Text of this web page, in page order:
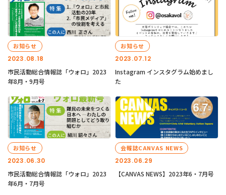
2023.08.18
お知らせ
市民活動総合情報誌「ウォロ」2023
年8月・9月号
2023.07.12
お知らせ
Instagram インスタグラム始めまし
た
2023.06.30
お知らせ
市民活動総合情報誌「ウォロ」2023
年6月・7月号
2023.06.29
会報誌CANVAS NEWS
【CANVAS NEWS】2023年6・7月号